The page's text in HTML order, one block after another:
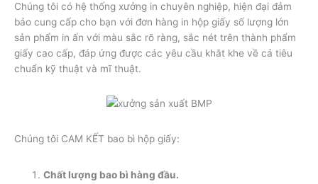
Chúng tôi có hệ thống xưởng in chuyên nghiệp, hiện đại đảm
bảo cung cấp cho bạn với đơn hàng in hộp giấy số lượng lớn
sản phẩm in ấn với màu sắc rõ ràng, sắc nét trên thành phẩm
giấy cao cấp, đáp ứng được các yêu cầu khắt khe về cả tiêu
chuẩn kỹ thuật và mĩ thuật.
Chúng tôi CAM KẾT bao bì hộp giấy:
Chất lượng bao bì hàng đầu.